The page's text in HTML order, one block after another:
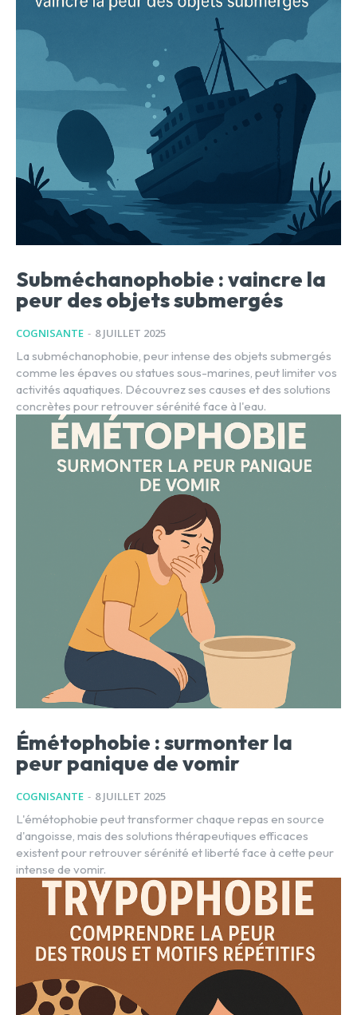
Subméchanophobie : vaincre la
peur des objets submergés
COGNISANTE - 8 JUILLET 2025
La subméchanophobie, peur intense des objets submergés
comme les épaves ou statues sous-marines, peut limiter vos
activités aquatiques. Découvrez ses causes et des solutions
concrètes pour retrouver sérénité face à l'eau.
Émétophobie : surmonter la
peur panique de vomir
COGNISANTE - 8 JUILLET 2025
L'émétophobie peut transformer chaque repas en source
d'angoisse, mais des solutions thérapeutiques efficaces
existent pour retrouver sérénité et liberté face à cette peur
intense de vomir.